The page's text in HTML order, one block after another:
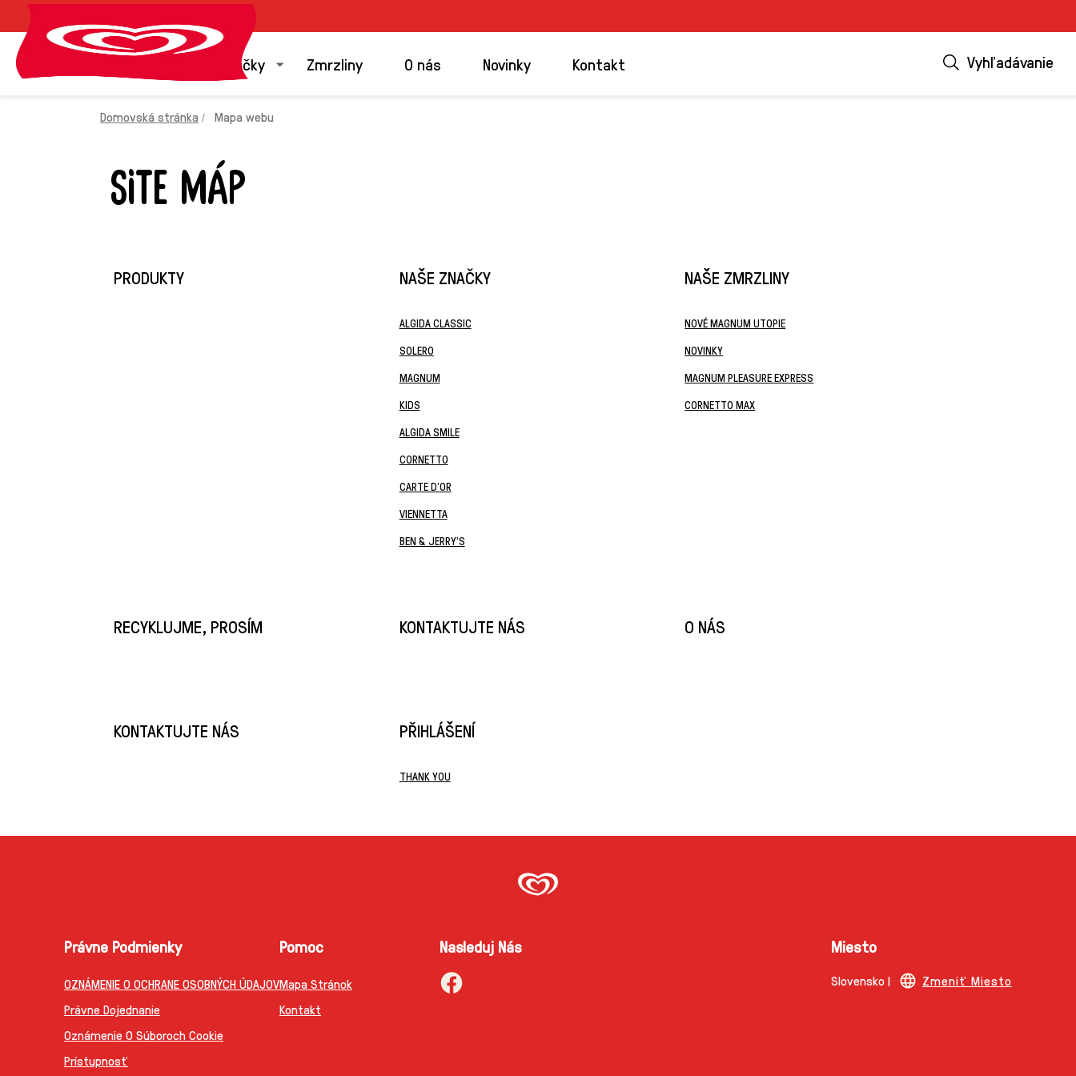
Naše značky Zmrzliny O nás Novinky Kontakt Vyhľadávanie
Domovská stránka Mapa webu
SITE MÁP
PRODUKTY NAŠE ZNAČKY
ALGIDA CLASSIC
SOLERO
MAGNUM
KIDS
ALGIDA SMILE
CORNETTO
CARTE D'OR
VIENNETTA
BEN & JERRY’S
NAŠE ZMRZLINY
NOVÉ MAGNUM UTOPIE
NOVINKY
MAGNUM PLEASURE EXPRESS
CORNETTO MAX
RECYKLUJME, PROSÍM KONTAKTUJTE NÁS O NÁS
KONTAKTUJTE NÁS PŘIHLÁŠENÍ
THANK YOU
Právne Podmienky
OZNÁMENIE O OCHRANE OSOBNÝCH ÚDAJOV
Právne Dojednanie
Oznámenie O Súboroch Cookie
Prístupnosť
Pomoc
Mapa Stránok
Kontakt
Nasleduj Nás Miesto
Slovensko | Zmeniť Miesto